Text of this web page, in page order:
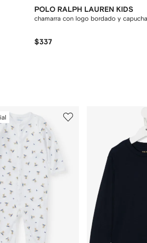
POLO RALPH LAUREN KIDS
chamarra con logo bordado y capucha
$337